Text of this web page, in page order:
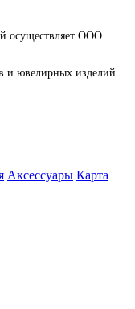
осуществляет ООО
и ювелирных изделий
Аксессуары Карта